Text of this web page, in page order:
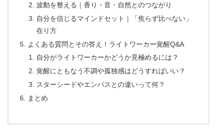
波動を整える｜香り・音・自然とのつながり
自分を信じるマインドセット｜「焦らず比べない」
在り方
よくある質問とその答え！ライトワーカー覚醒Q&A
自分がライトワーカーかどうか見極めるには？
覚醒にともなう不調や孤独感はどうすればいい？
スターシードやエンパスとの違いって何？
まとめ